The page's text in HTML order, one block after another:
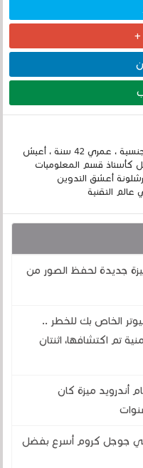
إسمي الكامل الحسين مزواد ، مغربي الجنسية ، عمري 42 سنة ، أعيش
كأستاذ قسم المعلوميات
أعشق التدوين
التقنية
جديدة لحفظ الصور من
الخاص بك للخطر ..
لإصلاح 15 ثغرة أمنية تم اكتشافها، اثنتان
أندرويد ميزة كان
جوجل كروم أسرع بفضل